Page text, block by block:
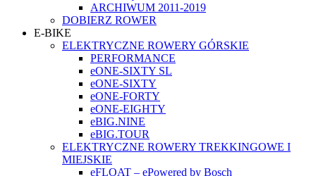
ARCHIWUM 2011-2019
DOBIERZ ROWER
E-BIKE
ELEKTRYCZNE ROWERY GÓRSKIE
PERFORMANCE
eONE-SIXTY SL
eONE-SIXTY
eONE-FORTY
eONE-EIGHTY
eBIG.NINE
eBIG.TOUR
ELEKTRYCZNE ROWERY TREKKINGOWE I
MIEJSKIE
eFLOAT – ePowered by Bosch